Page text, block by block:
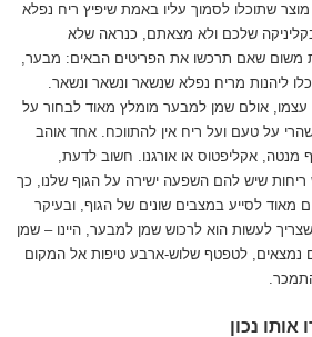
שתוכלו לסמוך עליו באמת שיפיץ ריח נפלא
שלכם ולא מצאתם, כנראה שלא
משום שאם תרכשו את הפריטים הבאים: מבער,
ליהנות מריח נפלא שנשאר ונשאר ונשאר.
עצמו, אולם שמן למבער מומלץ מאוד לבחור על
על טעם ועל ריח אין להתווכח. אחד אוהב
מנטה, אקליפטוס או אורגנו. חשוב לדעת,
שיש להם השפעה ישירה על הגוף שלנו, כך
מאוד לסייע במצבים שונים של הגוף, ובעיקר
לעשות הוא לרכוש שמן למבער, היינו – שמן
לטפטף שלוש-ארבע טיפות אל המקום
נכון